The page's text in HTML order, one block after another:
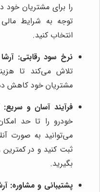
را برای مشتریان خود
توجه به شرایط
انتخاب کنید.
نرخ سود رقابتی:
تلاش می‌کند تا
مشتریان خود کاهش
فرآیند آسان و سریع:
خودرو را تا حد
می‌توانید به صورت
ثبت کنید و در
بگیرید.
پشتیبانی و مشاوره: